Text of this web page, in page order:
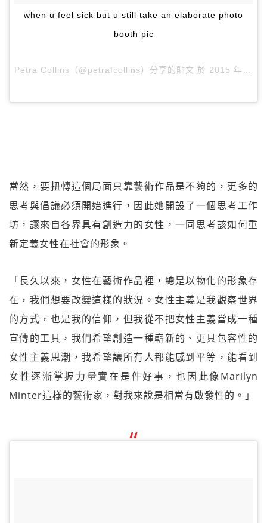
when u feel sick but u still take an elaborate photo
booth pic
Petra Collins（@petrafcollins）分享的貼文 於 2015 年 8月 月 20 8:40上午 PDT
當然，要扭轉這個局面只靠藝術作品是不夠的，更多的
思考與倡議必須開始進行，因此她開設了一個思考工作
坊，讓來自各界具有創造力的女性，一同思考該如何重
新定義女性在社會的形象。
「長久以來，女性在藝術作品裡，總是以物化的形象存
在，我們想要改變這樣的狀況。女性主義是我觀察世界
的方式，也是我的信仰，但我從不把女性主義當成一種
宣傳的工具，我們希望創造一種嶄新的、更具包容性的
女性主義思潮，我希望讓所有人都能感到平等，能看到
女性逐漸掌握力量實在是件好事，也因此像Marilyn
Minter這樣的藝術家，對我來說是相當有啟發性的。」